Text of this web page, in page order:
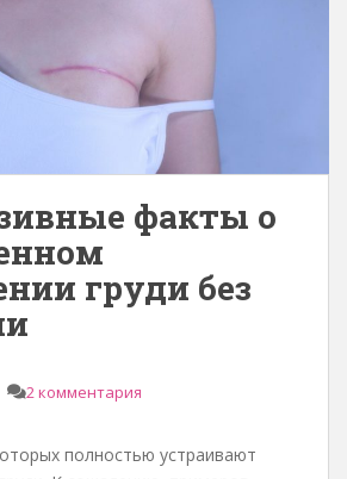
факты о
груди без
2 комментария
полностью устраивают